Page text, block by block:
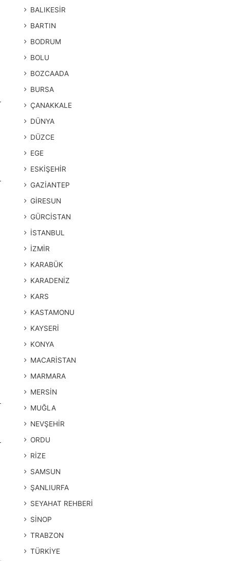
BALIKESİR
BARTIN
BODRUM
BOLU
BOZCAADA
BURSA
ÇANAKKALE
DÜNYA
DÜZCE
EGE
ESKİŞEHİR
GAZİANTEP
GİRESUN
GÜRCİSTAN
İSTANBUL
İZMİR
KARABÜK
KARADENİZ
KARS
KASTAMONU
KAYSERİ
KONYA
MACARİSTAN
MARMARA
MERSİN
MUĞLA
NEVŞEHİR
ORDU
RİZE
SAMSUN
ŞANLIURFA
SEYAHAT REHBERİ
SİNOP
TRABZON
TÜRKİYE